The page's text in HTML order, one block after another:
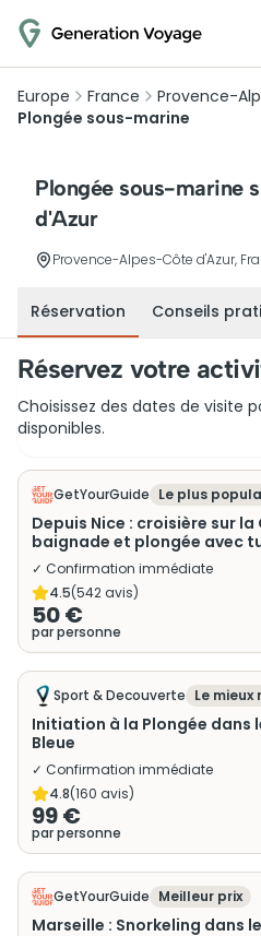
Europe France
Provence-
Plongée sous-marine
Plongée sous-marine
d'Azur
Provence-Alpes-Côte d'Azur,
Réservation Conseils
Réservez votre
Choisissez des dates de visite
disponibles.
GetYourGuide Le plus
Depuis Nice : croisière sur
baignade et plongée avec
✓ Confirmation immédiate
4.5(542avis)
50 €
par personne
Sport & Decouverte Le mieux
Initiation à la Plongée dans
Bleue
✓ Confirmation immédiate
4.8(160 avis)
99 €
par personne
GetYourGuide Meilleur prix
Marseille : Snorkeling dans